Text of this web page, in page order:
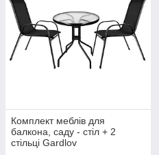
Комплект меблів для
балкона, саду - стіл + 2
стільці Gardlov